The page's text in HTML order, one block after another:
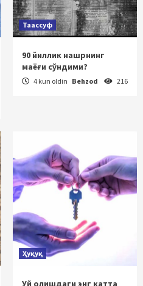
Таассуф
90 йиллик нашрнинг
маёғи сўндими?
4 kun oldin Behzod 216
Ҳуқуқ
Уй олишдаги энг катта